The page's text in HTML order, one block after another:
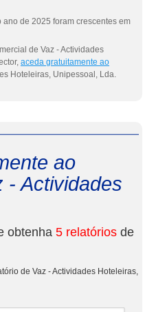
de 2025 foram crescentes em
de Vaz - Actividades
aceda gratuitamente ao
Hoteleiras, Unipessoal, Lda.
ao
- Actividades
obtenha 5 relatórios de
de Vaz - Actividades Hoteleiras,